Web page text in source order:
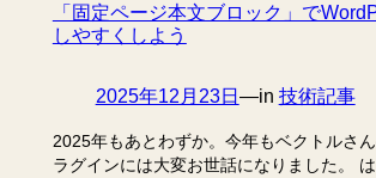
「固定ページ本文ブロック」で
しやすくしよう
2025年12月23日 —in 技術記事
2025年もあとわずか。今年もベクトルさ
ラグインには大変お世話になりました。